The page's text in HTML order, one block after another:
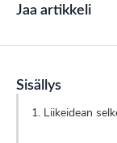
Jaa artikkeli
Sisällys
1. Liikeidean